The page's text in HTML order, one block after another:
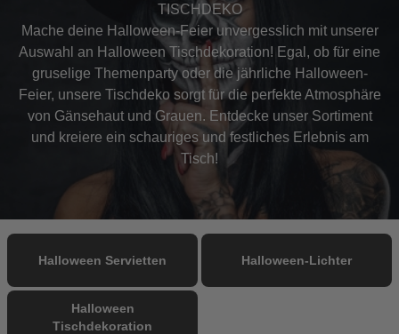
TISCHDEKO
Mache deine Halloween-Feier unvergesslich mit unserer
Auswahl an Halloween Tischdekoration! Egal, ob für eine
gruselige Themenparty oder die jährliche Halloween-
Feier, unsere Tischdeko sorgt für die perfekte Atmosphäre
von Gänsehaut und Grauen. Entdecke unser Sortiment
und kreiere ein schauriges und festliches Erlebnis am
Tisch!
Halloween Servietten Halloween-Lichter
Halloween
Tischdekoration